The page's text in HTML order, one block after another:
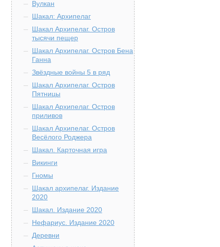
Вулкан
Шакал: Архипелаг
Шакал Архипелаг. Остров
тысячи пещер
Шакал Архипелаг. Остров Бена
Ганна
Звёздные войны 5 в ряд
Шакал Архипелаг. Остров
Пятницы
Шакал Архипелаг. Остров
приливов
Шакал Архипелаг. Остров
Весёлого Роджера
Шакал. Карточная игра
Викинги
Гномы
Шакал архипелаг. Издание
2020
Шакал. Издание 2020
Нефариус. Издание 2020
Деревни